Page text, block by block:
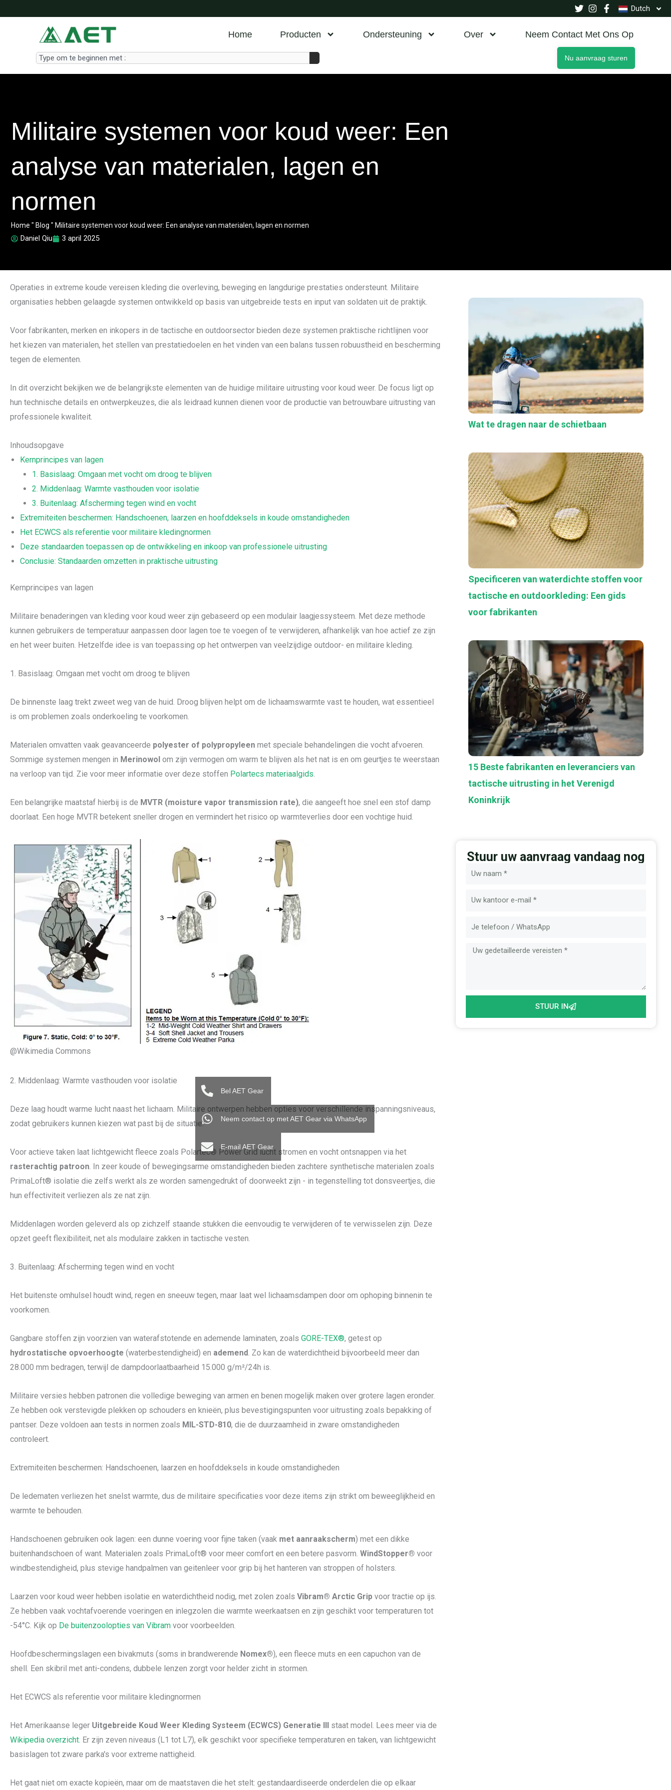
naar
Dutch
Home Producten Ondersteuning Over Neem Contact Met Ons Op
Search Nu aanvraag sturen
Militaire systemen voor koud weer: Een
analyse van materialen, lagen en
normen
Home " Blog " Militaire systemen voor koud weer: Een analyse van materialen, lagen en normen
Daniel Qiu 3 april 2025
Operaties in extreme koude vereisen kleding die overleving, beweging en langdurige prestaties ondersteunt. Militaire
organisaties hebben gelaagde systemen ontwikkeld op basis van uitgebreide tests en input van soldaten uit de praktijk.
Voor fabrikanten, merken en inkopers in de tactische en outdoorsector bieden deze systemen praktische richtlijnen voor
het kiezen van materialen, het stellen van prestatiedoelen en het vinden van een balans tussen robuustheid en bescherming
tegen de elementen.
In dit overzicht bekijken we de belangrijkste elementen van de huidige militaire uitrusting voor koud weer. De focus ligt op
hun technische details en ontwerpkeuzes, die als leidraad kunnen dienen voor de productie van betrouwbare uitrusting van
professionele kwaliteit.
Inhoudsopgave
Kernprincipes van lagen
1. Basislaag: Omgaan met vocht om droog te blijven
2. Middenlaag: Warmte vasthouden voor isolatie
3. Buitenlaag: Afscherming tegen wind en vocht
Extremiteiten beschermen: Handschoenen, laarzen en hoofddeksels in koude omstandigheden
Het ECWCS als referentie voor militaire kledingnormen
Deze standaarden toepassen op de ontwikkeling en inkoop van professionele uitrusting
Conclusie: Standaarden omzetten in praktische uitrusting
Kernprincipes van lagen
Militaire benaderingen van kleding voor koud weer zijn gebaseerd op een modulair laagjessysteem. Met deze methode
kunnen gebruikers de temperatuur aanpassen door lagen toe te voegen of te verwijderen, afhankelijk van hoe actief ze zijn
en het weer buiten. Hetzelfde idee is van toepassing op het ontwerpen van veelzijdige outdoor- en militaire kleding.
1. Basislaag: Omgaan met vocht om droog te blijven
De binnenste laag trekt zweet weg van de huid. Droog blijven helpt om de lichaamswarmte vast te houden, wat essentieel
is om problemen zoals onderkoeling te voorkomen.
Materialen omvatten vaak geavanceerde polyester of polypropyleen met speciale behandelingen die vocht afvoeren.
Sommige systemen mengen in Merinowol om zijn vermogen om warm te blijven als het nat is en om geurtjes te weerstaan
na verloop van tijd. Zie voor meer informatie over deze stoffen Polartecs materiaalgids.
Een belangrijke maatstaf hierbij is de MVTR (moisture vapor transmission rate), die aangeeft hoe snel een stof damp
doorlaat. Een hoge MVTR betekent sneller drogen en vermindert het risico op warmteverlies door een vochtige huid.
@Wikimedia Commons
2. Middenlaag: Warmte vasthouden voor isolatie
Deze laag houdt warme lucht naast het lichaam. Militaire ontwerpen hebben opties voor verschillende inspanningsniveaus,
zodat gebruikers kunnen kiezen wat past bij de situatie.
Voor actieve taken laat lichtgewicht fleece zoals Polartec® Power Grid lucht stromen en vocht ontsnappen via het
rasterachtig patroon. In zeer koude of bewegingsarme omstandigheden bieden zachtere synthetische materialen zoals
PrimaLoft® isolatie die zelfs werkt als ze worden samengedrukt of doorweekt zijn - in tegenstelling tot donsveertjes, die
hun effectiviteit verliezen als ze nat zijn.
Middenlagen worden geleverd als op zichzelf staande stukken die eenvoudig te verwijderen of te verwisselen zijn. Deze
opzet geeft flexibiliteit, net als modulaire zakken in tactische vesten.
3. Buitenlaag: Afscherming tegen wind en vocht
Het buitenste omhulsel houdt wind, regen en sneeuw tegen, maar laat wel lichaamsdampen door om ophoping binnenin te
voorkomen.
Gangbare stoffen zijn voorzien van waterafstotende en ademende laminaten, zoals GORE-TEX®, getest op
hydrostatische opvoerhoogte (waterbestendigheid) en ademend. Zo kan de waterdichtheid bijvoorbeeld meer dan
28.000 mm bedragen, terwijl de dampdoorlaatbaarheid 15.000 g/m²/24h is.
Militaire versies hebben patronen die volledige beweging van armen en benen mogelijk maken over grotere lagen eronder.
Ze hebben ook verstevigde plekken op schouders en knieën, plus bevestigingspunten voor uitrusting zoals bepakking of
pantser. Deze voldoen aan tests in normen zoals MIL-STD-810, die de duurzaamheid in zware omstandigheden
controleert.
Extremiteiten beschermen: Handschoenen, laarzen en hoofddeksels in koude omstandigheden
De ledematen verliezen het snelst warmte, dus de militaire specificaties voor deze items zijn strikt om beweeglijkheid en
warmte te behouden.
Handschoenen gebruiken ook lagen: een dunne voering voor fijne taken (vaak met aanraakscherm) met een dikke
buitenhandschoen of want. Materialen zoals PrimaLoft® voor meer comfort en een betere pasvorm. WindStopper® voor
windbestendigheid, plus stevige handpalmen van geitenleer voor grip bij het hanteren van stroppen of holsters.
Laarzen voor koud weer hebben isolatie en waterdichtheid nodig, met zolen zoals Vibram® Arctic Grip voor tractie op ijs.
Ze hebben vaak vochtafvoerende voeringen en inlegzolen die warmte weerkaatsen en zijn geschikt voor temperaturen tot
-54°C. Kijk op De buitenzoolopties van Vibram voor voorbeelden.
Hoofdbeschermingslagen een bivakmuts (soms in brandwerende Nomex®), een fleece muts en een capuchon van de
shell. Een skibril met anti-condens, dubbele lenzen zorgt voor helder zicht in stormen.
Het ECWCS als referentie voor militaire kledingnormen
Het Amerikaanse leger Uitgebreide Koud Weer Kleding Systeem (ECWCS) Generatie III staat model. Lees meer via de
Wikipedia overzicht. Er zijn zeven niveaus (L1 tot L7), elk geschikt voor specifieke temperaturen en taken, van lichtgewicht
basislagen tot zware parka's voor extreme nattigheid.
Het gaat niet om exacte kopieën, maar om de maatstaven die het stelt: gestandaardiseerde onderdelen die op elkaar
Wat te dragen naar de schietbaan
Specificeren van waterdichte stoffen voor
tactische en outdoorkleding: Een gids
voor fabrikanten
15 Beste fabrikanten en leveranciers van
tactische uitrusting in het Verenigd
Koninkrijk
Stuur uw aanvraag vandaag nog
Naam
E-
Bericht
STUUR IN
Bel AET Gear
Neem contact op met AET Gear via WhatsApp
E-mail AET Gear